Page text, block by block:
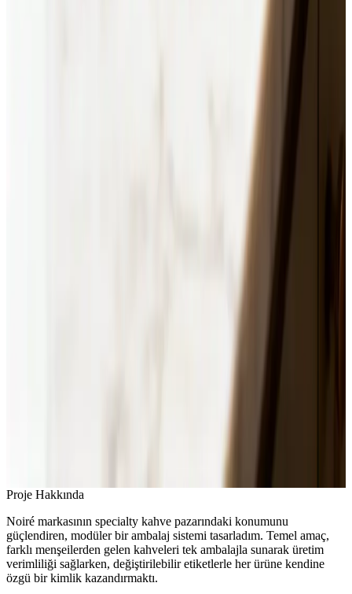
Proje Hakkında
Noiré markasının specialty kahve pazarındaki konumunu
güçlendiren, modüler bir ambalaj sistemi tasarladım. Temel amaç,
farklı menşeilerden gelen kahveleri tek ambalajla sunarak üretim
verimliliği sağlarken, değiştirilebilir etiketlerle her ürüne kendine
özgü bir kimlik kazandırmaktı.